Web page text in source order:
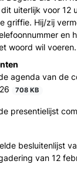
uiterlijk voor 12
griffie. Hij/zij
en
woord wil voeren.
agenda van de
708 KB
presentielijst
besluitenlijst
van 12